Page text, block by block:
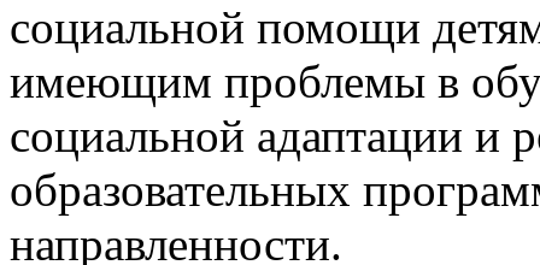
социальной помощи
имеющим проблемы в
социальной адаптации и
образовательных
направленности.